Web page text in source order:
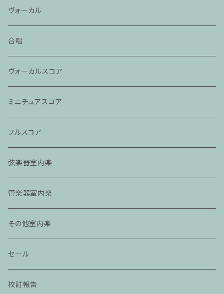
ヴォーカル
合唱
ヴォーカルスコア
ミニチュアスコア
フルスコア
弦楽器室内楽
管楽器室内楽
その他室内楽
セール
校訂報告